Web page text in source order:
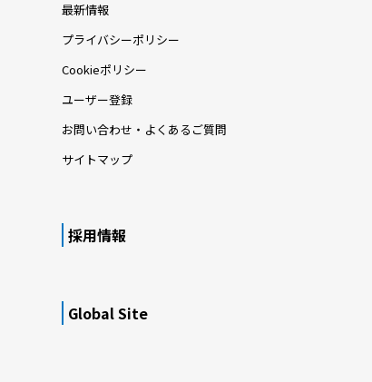
最新情報
プライバシーポリシー
Cookieポリシー
ユーザー登録
お問い合わせ・よくあるご質問
サイトマップ
採用情報
Global Site